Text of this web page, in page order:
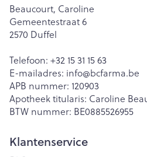
Beaucourt, Caroline
Gemeentestraat 6
2570 Duffel
Telefoon: +32 15 31 15 63
E-mailadres: info@bcfarma.be
APB nummer: 120903
Apotheek titularis: Caroline
BTW nummer: BE0885526955
Klantenservice